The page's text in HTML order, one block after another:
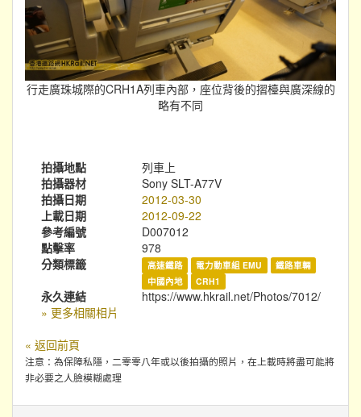
行走廣珠城際的CRH1A列車內部，座位背後的摺檯與廣深線的
略有不同
拍攝地點
列車上
拍攝器材
Sony SLT-A77V
拍攝日期
2012-03-30
上載日期
2012-09-22
參考編號
D007012
點擊率
978
分類標籤
高速鐵路 電力動車組 EMU
鐵路車輛
中國內地
CRH1
永久連結
https://www.hkrail.net/Photos/7012/
» 更多相關相片
« 返回前頁
注意：為保障私隱，二零零八年或以後拍攝的照片，在上載時將盡可能將
非必要之人臉模糊處理